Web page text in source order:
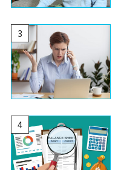
3
4